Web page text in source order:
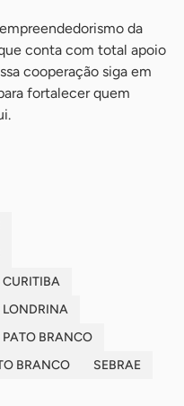
da
conta com total apoio
cooperação siga em
fortalecer quem
CURITIBA
LONDRINA
PATO BRANCO
BRANCO
SEBRAE